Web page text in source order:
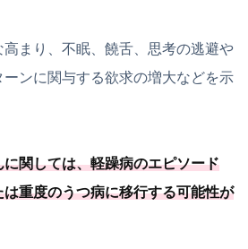
高まり、不眠、饒舌、思考の逃避や
ンに関与する欲求の増大などを示
関しては、軽躁病のエピソード
重度のうつ病に移行する可能性が